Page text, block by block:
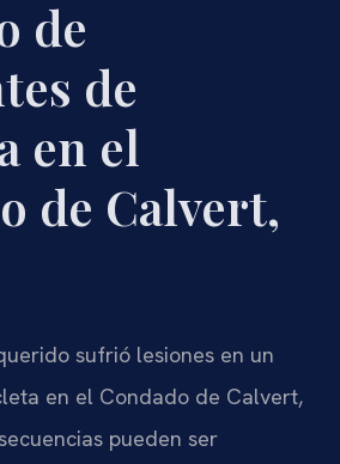
de
de
en el
de Calvert,
sufrió lesiones en un
en el Condado de Calvert,
pueden ser